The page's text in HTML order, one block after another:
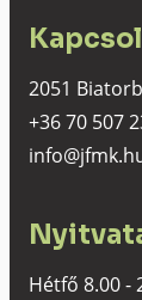
2051
+36 70 507
Hétfő 8.00 -